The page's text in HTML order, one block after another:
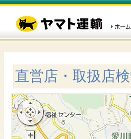
直営店・取扱店